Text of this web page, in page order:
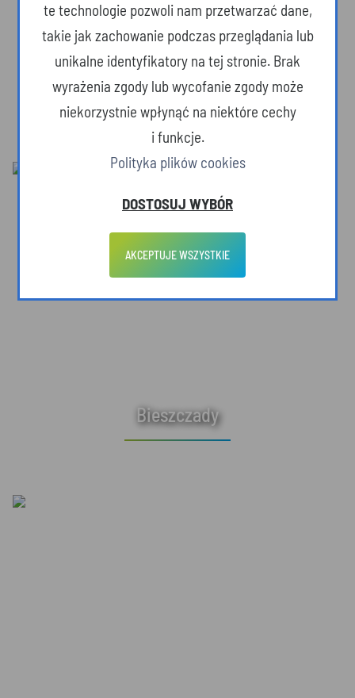
Dzika przyroda
Bieszczady
te technologie pozwoli nam przetwarzać dane,
takie jak zachowanie podczas przeglądania lub
unikalne identyfikatory na tej stronie. Brak
wyrażenia zgody lub wycofanie zgody może
niekorzystnie wpłynąć na niektóre cechy
i funkcje.
Polityka plików cookies
DOSTOSUJ WYBÓR
AKCEPTUJE WSZYSTKIE